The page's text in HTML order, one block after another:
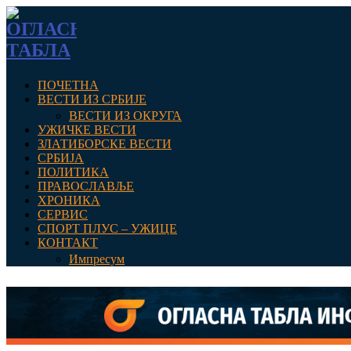
ПОЧЕТНА
ВЕСТИ ИЗ СРБИЈЕ
ВЕСТИ ИЗ ОКРУГА
УЖИЧКЕ ВЕСТИ
ЗЛАТИБОРСКЕ ВЕСТИ
СРБИЈА
ПОЛИТИКА
ПРАВОСЛАВЉЕ
ХРОНИКА
СЕРВИС
СПОРТ ПЛУС – УЖИЦЕ
КОНТАКТ
Импресум